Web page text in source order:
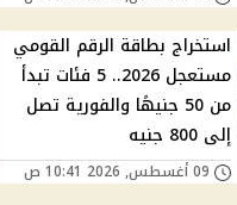
استخراج بطاقة الرقم القومي
مستعجل 2026.. 5 فئات تبدأ
من 50 جنيهًا والفورية تصل
إلى 800 جنيه
09 أغسطس, 2026 10:41 ص